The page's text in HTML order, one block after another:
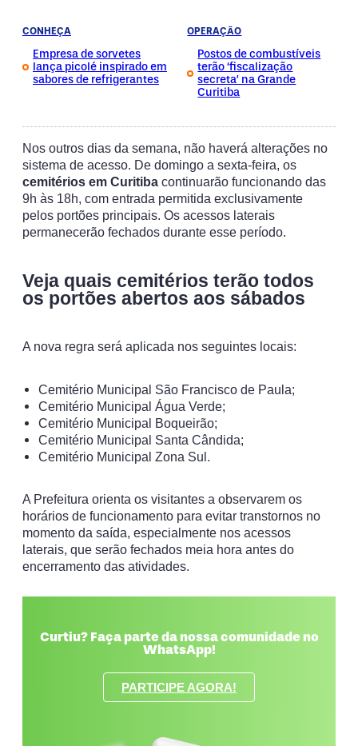
CONHEÇA
Empresa de sorvetes
lança picolé inspirado em
sabores de refrigerantes
OPERAÇÃO
Postos de combustíveis
terão ‘fiscalização
secreta’ na Grande
Curitiba
Nos outros dias da semana, não haverá alterações no
sistema de acesso. De domingo a sexta-feira, os
cemitérios em Curitiba continuarão funcionando das
9h às 18h, com entrada permitida exclusivamente
pelos portões principais. Os acessos laterais
permanecerão fechados durante esse período.
Veja quais cemitérios terão todos
os portões abertos aos sábados
A nova regra será aplicada nos seguintes locais:
Cemitério Municipal São Francisco de Paula;
Cemitério Municipal Água Verde;
Cemitério Municipal Boqueirão;
Cemitério Municipal Santa Cândida;
Cemitério Municipal Zona Sul.
A Prefeitura orienta os visitantes a observarem os
horários de funcionamento para evitar transtornos no
momento da saída, especialmente nos acessos
laterais, que serão fechados meia hora antes do
encerramento das atividades.
Curtiu? Faça parte da nossa comunidade no
WhatsApp!
PARTICIPE AGORA!